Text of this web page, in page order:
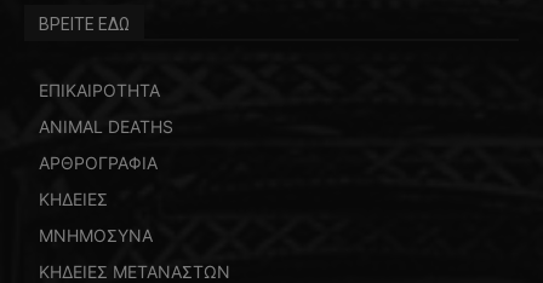
ΒΡΕΙΤΕ ΕΔΩ
ΕΠΙΚΑΙΡΟΤΗΤΑ
ANIMAL DEATHS
ΑΡΘΡΟΓΡΑΦΙΑ
ΚΗΔΕΙΕΣ
ΜΝΗΜΟΣΥΝΑ
ΚΗΔΕΙΕΣ ΜΕΤΑΝΑΣΤΩΝ